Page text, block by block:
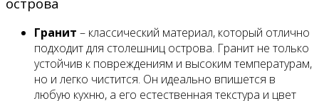
Гранит – классический материал, который отлично
подходит для столешниц острова. Гранит не только
устойчив к повреждениям и высоким температурам,
но и легко чистится. Он идеально впишется в
любую кухню, а его естественная текстура и цвет